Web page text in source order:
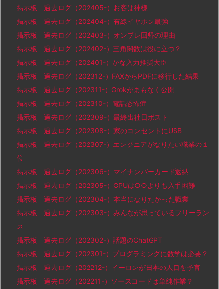
掲示板 過去ログ（202405-）お客は神様
掲示板 過去ログ（202404-）有線イヤホン最強
掲示板 過去ログ（202403-）オンプレ回帰の理由
掲示板 過去ログ（202402-）三角関数は役に立つ？
掲示板 過去ログ（202401-）かな入力推奨大臣
掲示板 過去ログ（202312-）FAXからPDFに移行した結果
掲示板 過去ログ（202311-）Grokがまもなく公開
掲示板 過去ログ（202310-）電話恐怖症
掲示板 過去ログ（202309-）最終出社日ポスト
掲示板 過去ログ（202308-）家のコンセントにUSB
掲示板 過去ログ（202307-）エンジニアがなりたい職業の１
位
掲示板 過去ログ（202306-）マイナンバーカード返納
掲示板 過去ログ（202305-）GPUは○○よりも入手困難
掲示板 過去ログ（202304-）本当になりたかった職業
掲示板 過去ログ（202303-）みんなが思っているフリーラン
ス
掲示板 過去ログ（202302-）話題のChatGPT
掲示板 過去ログ（202301-）プログラミングに数学は必要？
掲示板 過去ログ（202212-）イーロンが日本の人口を予言
掲示板 過去ログ（202211-）ソースコードは単純作業？